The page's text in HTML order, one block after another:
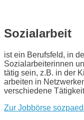
Sozialarbeit
ist ein Berufsfeld, in
Sozialarbeiterinnen
tätig sein, z.B. in der
arbeiten in
verschiedene
Zur Jobbörse